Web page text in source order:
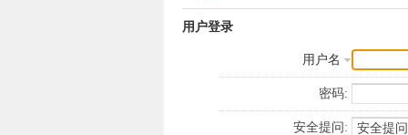
用户登录
用户名
密码:
安全提问: